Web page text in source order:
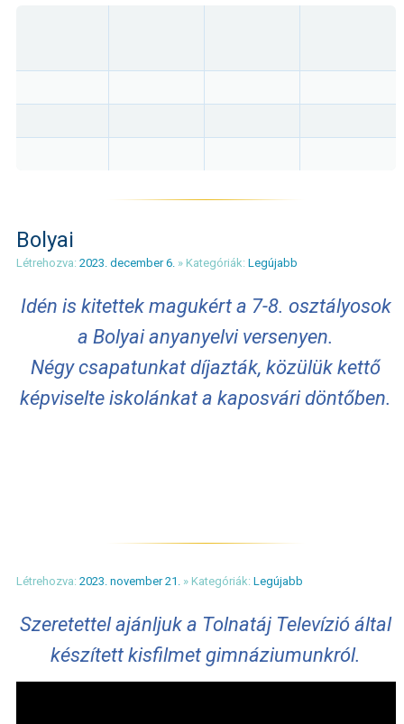
Bolyai
Létrehozva: 2023. december 6. » Kategóriák: Legújabb
Idén is kitettek magukért a 7-8. osztályosok
a Bolyai anyanyelvi versenyen.
Négy csapatunkat díjazták, közülük kettő
képviselte iskolánkat a kaposvári döntőben.
Létrehozva: 2023. november 21. » Kategóriák: Legújabb
Szeretettel ajánljuk a Tolnatáj Televízió által
készített kisfilmet gimnáziumunkról.